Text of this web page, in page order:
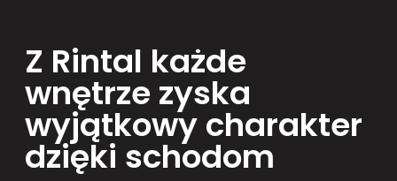
h
Z Rintal każde
wnętrze zyska
wyjątkowy charakter
dzięki schodom